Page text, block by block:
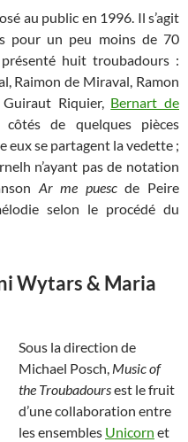
au public en 1996. Il s’agit
pour un peu moins de 70
huit troubadours :
Raimon de Miraval, Ramon
Riquier, Bernart de
de quelques pièces
eux se partagent la vedette ;
n’ayant pas de notation
Ar me puescde Peire
selon le procédé du
Wytars & Maria
Sous la direction de
Michael Posch, Music of
the Troubadoursest le fruit
d’une collaboration entre
les ensembles Unicorn et